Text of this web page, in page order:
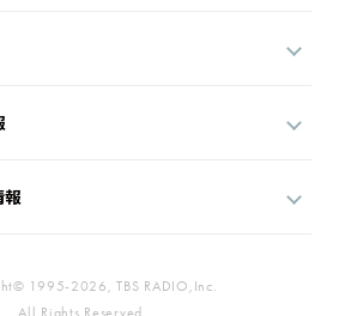
報
1995-2026, TBS RADIO,Inc.